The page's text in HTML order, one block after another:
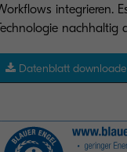
integrieren.
nachhaltig
Datenblatt